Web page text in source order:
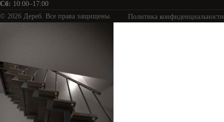
Сб: 10:00–17:00
© 2026 Дереб. Все права защищены.
Политика конфиденциальности